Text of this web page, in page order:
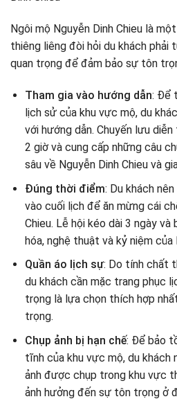
Ngôi mộ Nguyễn Dinh Chieu là
thiêng liêng đòi hỏi du khách phải
quan trọng để đảm bảo sự tôn
Tham gia vào hướng dẫn: Để
lịch sử của khu vực mộ, du
với hướng dẫn. Chuyến lưu
2 giờ và cung cấp những câu
sâu về Nguyễn Dinh Chieu và
Đúng thời điểm: Du khách
vào cuối lịch để ăn mừng cái
Chieu. Lễ hội kéo dài 3 ngày
hóa, nghệ thuật và kỷ niệm của
Quần áo lịch sự: Do tính chất
du khách cần mặc trang phục
trọng là lựa chọn thích hợp
trọng.
Chụp ảnh bị hạn chế: Để bảo
tĩnh của khu vực mộ, du khách
ảnh được chụp trong khu vực
ảnh hưởng đến sự tôn trọng ở